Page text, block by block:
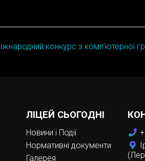
конкурс з комп’ютерної
ЛІЦЕЙ СЬОГОДНІ
Новини і Події
Нормативні документи
Галерея